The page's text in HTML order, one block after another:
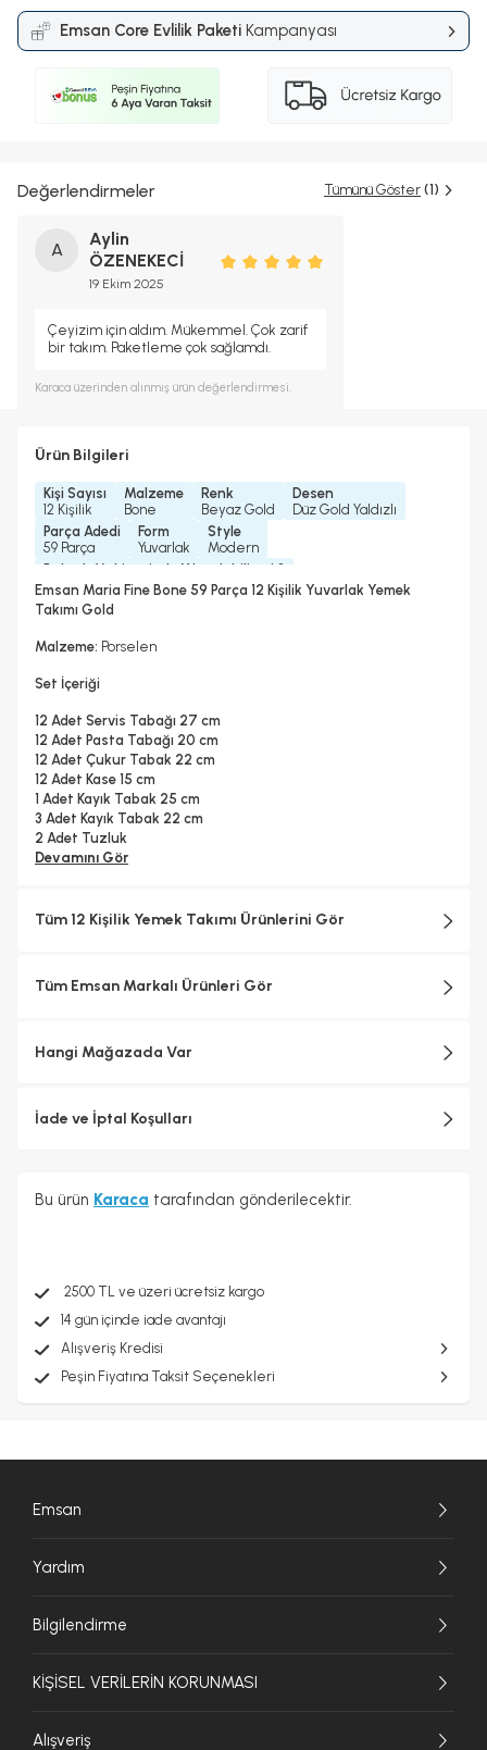
Emsan Core Evlilik Paketi Kampanyası
Değerlendirmeler Tümünü Göster (1)
A
Aylin
ÖZENEKECİ
19 Ekim 2025
Çeyizim için aldım. Mükemmel. Çok zarif
bir takım. Paketleme çok sağlamdı.
Karaca üzerinden alınmış ürün değerlendirmesi.
Ürün Bilgileri
Kişi Sayısı
12 Kişilik
Malzeme
Bone
Renk
Beyaz Gold
Desen
Düz Gold Yaldızlı
Parça Adedi
59 Parça
Form
Yuvarlak
Style
Modern
Bulaşık Makinesinde Yıkanılabilir mi ?
Elde Yıkama Önerilir
Mikrodalgada Kullanılabilir
Garanti Yılı
Emsan Maria Fine Bone 59 Parça 12 Kişilik Yuvarlak Yemek
Takımı Gold
Malzeme: Porselen
Set İçeriği
12 Adet Servis Tabağı 27 cm
12 Adet Pasta Tabağı 20 cm
12 Adet Çukur Tabak 22 cm
12 Adet Kase 15 cm
1 Adet Kayık Tabak 25 cm
3 Adet Kayık Tabak 22 cm
2 Adet Tuzluk
2 Adet Biberlik
Devamını Gör
Tüm 12 Kişilik Yemek Takımı Ürünlerini Gör
Tüm Emsan Markalı Ürünleri Gör
Hangi Mağazada Var
İade ve İptal Koşulları
Bu ürün Karaca tarafından gönderilecektir.
2500 TL ve üzeri ücretsiz kargo
14 gün içinde iade avantajı
Alışveriş Kredisi
Peşin Fiyatına Taksit Seçenekleri
Emsan
Yardım
Bilgilendirme
KİŞİSEL VERİLERİN KORUNMASI
Alışveriş